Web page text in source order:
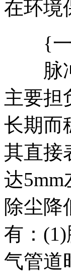
在环境
{一}
脉冲
主要担
长期而
其直接
达
除尘降
有：
气管道